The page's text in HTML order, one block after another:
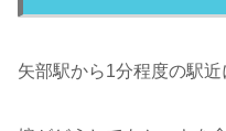
矢部駅から1分程度の駅近